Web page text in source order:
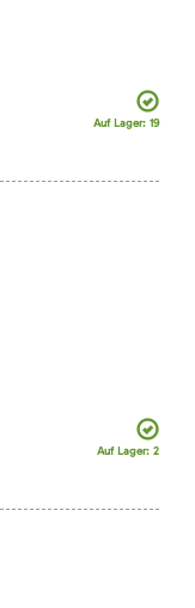
Auf Lager: 19
Auf Lager: 2